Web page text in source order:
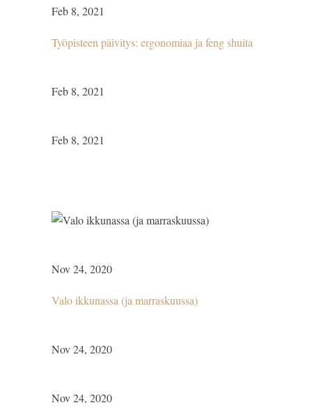
Feb 8, 2021
Työpisteen päivitys: ergonomiaa ja feng shuita
Feb 8, 2021
Feb 8, 2021
Nov 24, 2020
Valo ikkunassa (ja marraskuussa)
Nov 24, 2020
Nov 24, 2020